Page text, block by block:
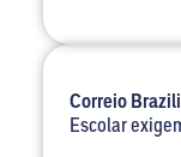
Correio
Escolar